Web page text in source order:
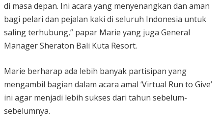
di masa depan. Ini acara yang menyenangkan dan aman
bagi pelari dan pejalan kaki di seluruh Indonesia untuk
saling terhubung,” papar Marie yang juga General
Manager Sheraton Bali Kuta Resort.
Marie berharap ada lebih banyak partisipan yang
mengambil bagian dalam acara amal ‘Virtual Run to Give’
ini agar menjadi lebih sukses dari tahun sebelum-
sebelumnya.